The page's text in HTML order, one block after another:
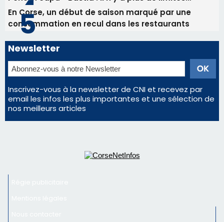
Régie publicitaire
Nous contacter
© 2026 corsenetinfos